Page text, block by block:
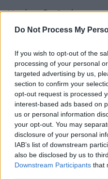
Do Not Process My
If you wish to opt-out of the
processing of your personal
targeted advertising by us,
section to confirm your
opt-out request is processed
interest-based ads based on
us or personal information
your opt-out. You may
disclosure of your personal
IAB’s list of downstream
also be disclosed by us to
Downstream Participants that
Η χώρα δε θα έχει
έχει τοντουρισμό.
να ποντάρει στην
με τη συνακόλουθη
εξακολουθήσει να
Η αλήθεια με την
της υπαίθρου που
αγροτικό
Εκατομμύρια και
δόθηκαν κάποτεγια
θάβει τα προϊόντα
σκέφτεται πώς θα